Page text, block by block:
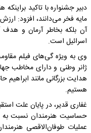
دبیر جشنواره با تاکید
مایه فخر می‌دانند، افزود:
آن بلکه بخاطر آرمان و
اسرائیل است.
وی به ویژه گی‌های فیلم
ژانر وطنی و دارای مخاطب
هدایت بزرگانی مانند
هستیم.
غفاری قدیر، در پایان علت
عملیات طوفان‌الاقصی